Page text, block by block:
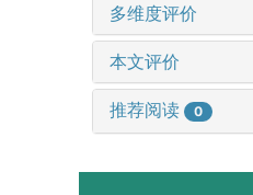
多维度评价
本文评价
推荐阅读 0